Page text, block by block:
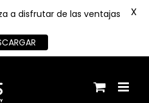
a disfrutar de las ventajas
X